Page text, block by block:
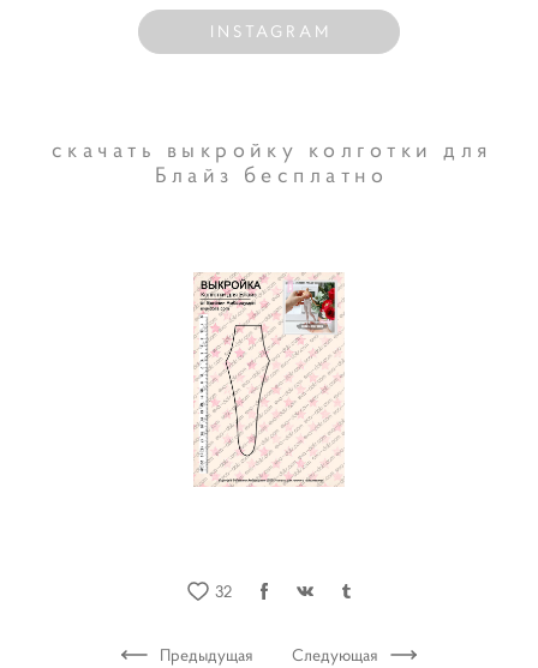
INSTAGRAM
скачать выкройку колготки для
Блайз бесплатно
32
Предыдущая Следующая